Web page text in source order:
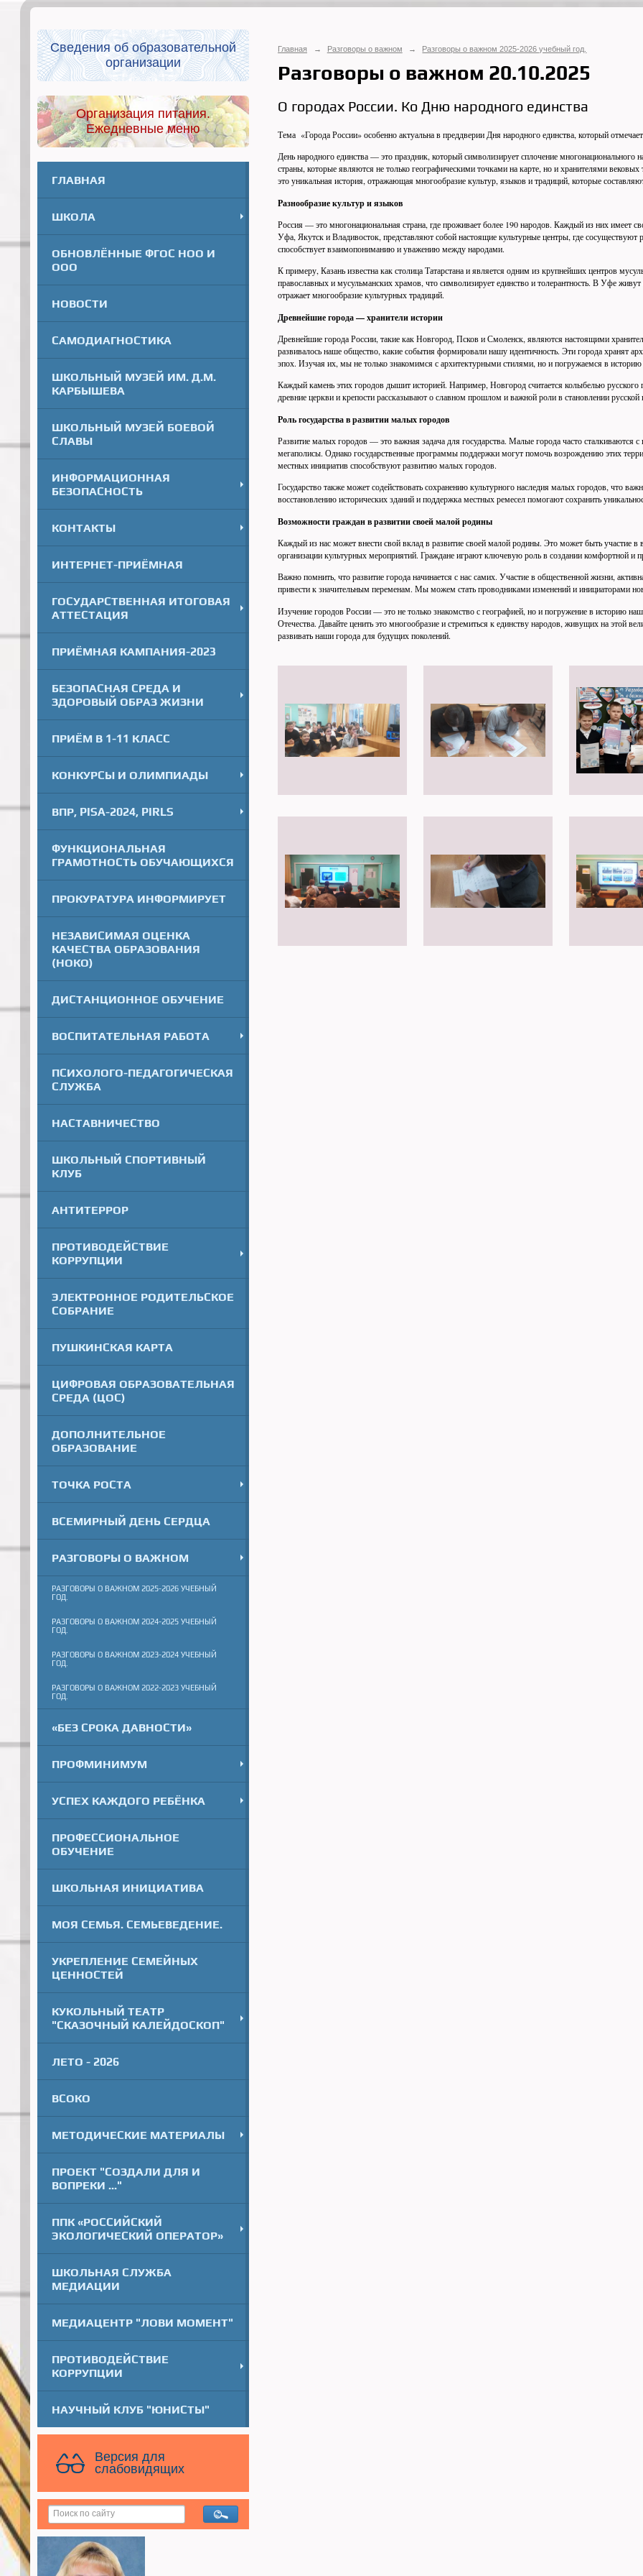
Сведения об образовательной
организации
Организация питания.
Ежедневные меню
ГЛАВНАЯ
ШКОЛА
ОБНОВЛЁННЫЕ ФГОС НОО И
ООО
НОВОСТИ
САМОДИАГНОСТИКА
ШКОЛЬНЫЙ МУЗЕЙ ИМ. Д.М.
КАРБЫШЕВА
ШКОЛЬНЫЙ МУЗЕЙ БОЕВОЙ
СЛАВЫ
ИНФОРМАЦИОННАЯ
БЕЗОПАСНОСТЬ
КОНТАКТЫ
ИНТЕРНЕТ-ПРИЁМНАЯ
ГОСУДАРСТВЕННАЯ ИТОГОВАЯ
АТТЕСТАЦИЯ
ПРИЁМНАЯ КАМПАНИЯ-2023
БЕЗОПАСНАЯ СРЕДА И
ЗДОРОВЫЙ ОБРАЗ ЖИЗНИ
ПРИЁМ В 1-11 КЛАСС
КОНКУРСЫ И ОЛИМПИАДЫ
ВПР, PISA-2024, PIRLS
ФУНКЦИОНАЛЬНАЯ
ГРАМОТНОСТЬ ОБУЧАЮЩИХСЯ
ПРОКУРАТУРА ИНФОРМИРУЕТ
НЕЗАВИСИМАЯ ОЦЕНКА
КАЧЕСТВА ОБРАЗОВАНИЯ
(НОКО)
ДИСТАНЦИОННОЕ ОБУЧЕНИЕ
ВОСПИТАТЕЛЬНАЯ РАБОТА
ПСИХОЛОГО-ПЕДАГОГИЧЕСКАЯ
СЛУЖБА
НАСТАВНИЧЕСТВО
ШКОЛЬНЫЙ СПОРТИВНЫЙ
КЛУБ
АНТИТЕРРОР
ПРОТИВОДЕЙСТВИЕ
КОРРУПЦИИ
ЭЛЕКТРОННОЕ РОДИТЕЛЬСКОЕ
СОБРАНИЕ
ПУШКИНСКАЯ КАРТА
ЦИФРОВАЯ ОБРАЗОВАТЕЛЬНАЯ
СРЕДА (ЦОС)
ДОПОЛНИТЕЛЬНОЕ
ОБРАЗОВАНИЕ
ТОЧКА РОСТА
ВСЕМИРНЫЙ ДЕНЬ СЕРДЦА
РАЗГОВОРЫ О ВАЖНОМ
РАЗГОВОРЫ О ВАЖНОМ 2025-2026 УЧЕБНЫЙ
ГОД.
РАЗГОВОРЫ О ВАЖНОМ 2024-2025 УЧЕБНЫЙ
ГОД.
РАЗГОВОРЫ О ВАЖНОМ 2023-2024 УЧЕБНЫЙ
ГОД.
РАЗГОВОРЫ О ВАЖНОМ 2022-2023 УЧЕБНЫЙ
ГОД.
«БЕЗ СРОКА ДАВНОСТИ»
ПРОФМИНИМУМ
УСПЕХ КАЖДОГО РЕБЁНКА
ПРОФЕССИОНАЛЬНОЕ
ОБУЧЕНИЕ
ШКОЛЬНАЯ ИНИЦИАТИВА
МОЯ СЕМЬЯ. СЕМЬЕВЕДЕНИЕ.
УКРЕПЛЕНИЕ СЕМЕЙНЫХ
ЦЕННОСТЕЙ
КУКОЛЬНЫЙ ТЕАТР
"СКАЗОЧНЫЙ КАЛЕЙДОСКОП"
ЛЕТО - 2026
ВСОКО
МЕТОДИЧЕСКИЕ МАТЕРИАЛЫ
ПРОЕКТ "СОЗДАЛИ ДЛЯ И
ВОПРЕКИ ..."
ППК «РОССИЙСКИЙ
ЭКОЛОГИЧЕСКИЙ ОПЕРАТОР»
ШКОЛЬНАЯ СЛУЖБА
МЕДИАЦИИ
МЕДИАЦЕНТР "ЛОВИ МОМЕНТ"
ПРОТИВОДЕЙСТВИЕ
КОРРУПЦИИ
НАУЧНЫЙ КЛУБ "ЮНИСТЫ"
Версия для
слабовидящих
Главная → Разговоры о важном → Разговоры о важном 2025-2026 учебный год.
Разговоры о важном 20.10.2025
О городах России. Ко Дню народного единства
Тема «Города России» особенно актуальна в преддверии Дня народного единства, который
День народного единства — это праздник, который символизирует сплочение
страны, которые являются не только географическими точками на карте, но и хранителями
это уникальная история, отражающая многообразие культур, языков и традиций, которые
Разнообразие культур и языков
Россия — это многонациональная страна, где проживает более 190 народов. Каждый из них имеет
Уфа, Якутск и Владивосток, представляют собой настоящие культурные центры, где сосуществуют
способствует взаимопониманию и уважению между народами.
К примеру, Казань известна как столица Татарстана и является одним из крупнейших центров
православных и мусульманских храмов, что символизирует единство и толерантность. В Уфе
отражает многообразие культурных традиций.
Древнейшие города — хранители истории
Древнейшие города России, такие как Новгород, Псков и Смоленск, являются настоящими
развивалось наше общество, какие события формировали нашу идентичность. Эти города хранят
эпох. Изучая их, мы не только знакомимся с архитектурными стилями, но и погружаемся в историю
Каждый камень этих городов дышит историей. Например, Новгород считается колыбелью
древние церкви и крепости рассказывают о славном прошлом и важной роли в становлении русской
Роль государства в развитии малых городов
Развитие малых городов — это важная задача для государства. Малые города часто сталкиваются
мегаполисы. Однако государственные программы поддержки могут помочь возрождению этих
местных инициатив способствуют развитию малых городов.
Государство также может содействовать сохранению культурного наследия малых городов, что
восстановлению исторических зданий и поддержка местных ремесел помогают сохранить
Возможности граждан в развитии своей малой родины
Каждый из нас может внести свой вклад в развитие своей малой родины. Это может быть участие в
организации культурных мероприятий. Граждане играют ключевую роль в создании комфортной и
Важно помнить, что развитие города начинается с нас самих. Участие в общественной жизни,
привести к значительным переменам. Мы можем стать проводниками изменений и инициаторами
Изучение городов России — это не только знакомство с географией, но и погружение в историю
Отечества. Давайте ценить это многообразие и стремиться к единству народов, живущих на этой
развивать наши города для будущих поколений.